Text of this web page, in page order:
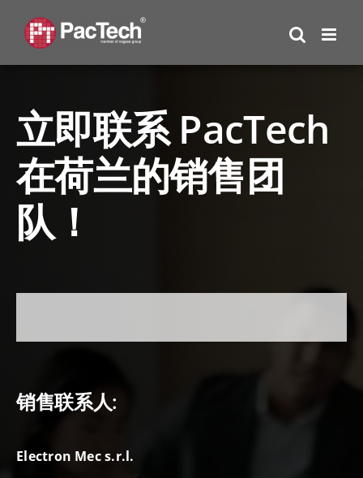
content
立即联系 PacTech
在荷兰的销售团
队！
销售联系人:
Electron Mec s.r.l.